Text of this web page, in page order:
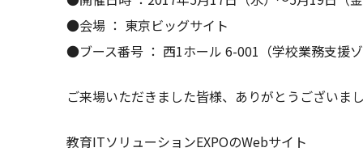
●会場 ： 東京ビッグサイト
●ブース番号 ： 西1ホール 6-001（学校業務支援ゾ
ご来場いただきました皆様、ありがとうございまし
教育ITソリューションEXPOのWebサイト